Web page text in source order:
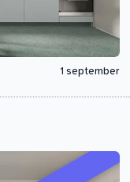
1 september